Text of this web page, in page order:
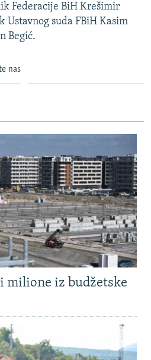
Federacije BiH Krešimir
suda FBiH Kasim
Begić.
nas
milione iz budžetske